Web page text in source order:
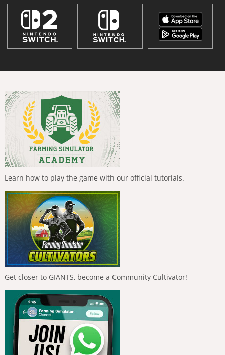
Learn how to play the game with our official tutorials.
Get closer to GIANTS, become a Community Cultivator!